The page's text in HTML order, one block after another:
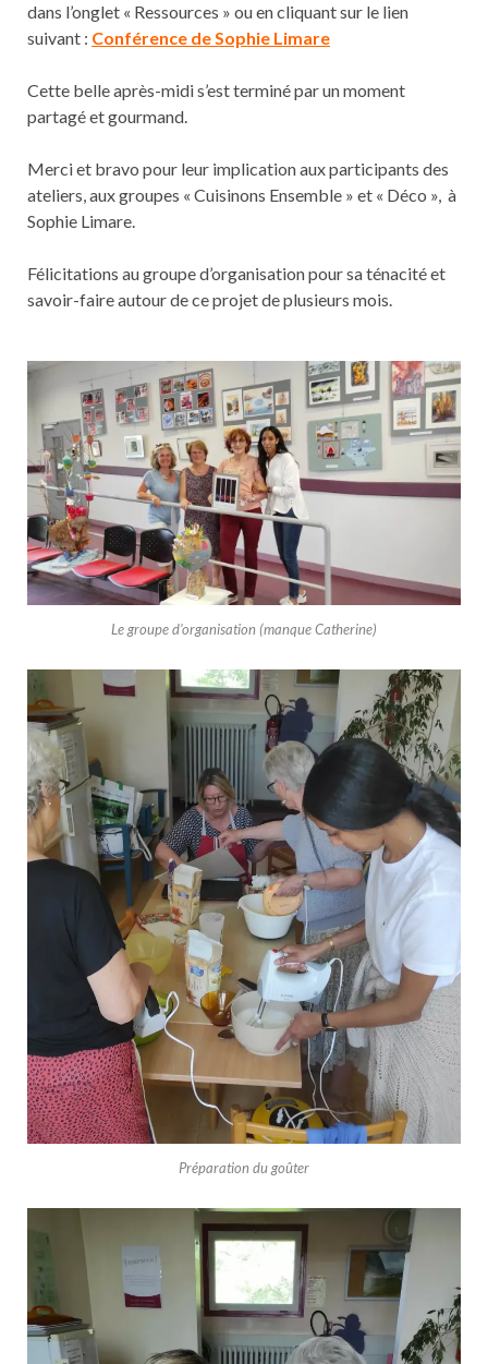
dans l’onglet « Ressources » ou en cliquant sur le lien
suivant : Conférence de Sophie Limare
Cette belle après-midi s’est terminé par un moment
partagé et gourmand.
Merci et bravo pour leur implication aux participants des
ateliers, aux groupes « Cuisinons Ensemble » et « Déco », à
Sophie Limare.
Félicitations au groupe d’organisation pour sa ténacité et
savoir-faire autour de ce projet de plusieurs mois.
Le groupe d'organisation (manque Catherine)
Préparation du goûter